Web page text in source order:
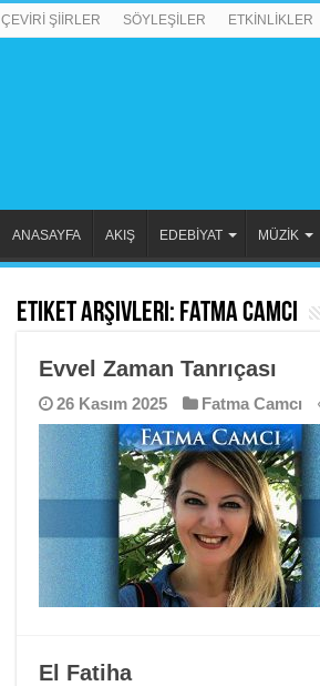
ÇEVİRİ ŞİİRLER SÖYLEŞİLER ETKİNLİKLER
ANASAYFA AKIŞ EDEBİYAT MÜZİK
Etiket Arşivleri: Fatma Camcı
Evvel Zaman Tanrıçası
26 Kasım 2025 Fatma Camcı
El Fatiha